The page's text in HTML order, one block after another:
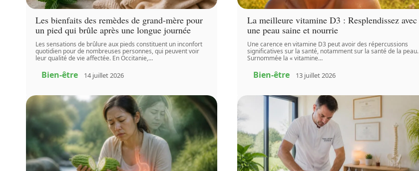
Les bienfaits des remèdes de grand-mère pour
un pied qui brûle après une longue journée
Les sensations de brûlure aux pieds constituent un inconfort
quotidien pour de nombreuses personnes, qui peuvent voir
leur qualité de vie affectée. En Occitanie,…
Bien-être 14 juillet 2026
La meilleure vitamine D3 : Resplendissez avec
une peau saine et nourrie
Une carence en vitamine D3 peut avoir des répercussions
significatives sur la santé, notamment sur la santé de la peau.
Surnommée la « vitamine…
Bien-être 13 juillet 2026